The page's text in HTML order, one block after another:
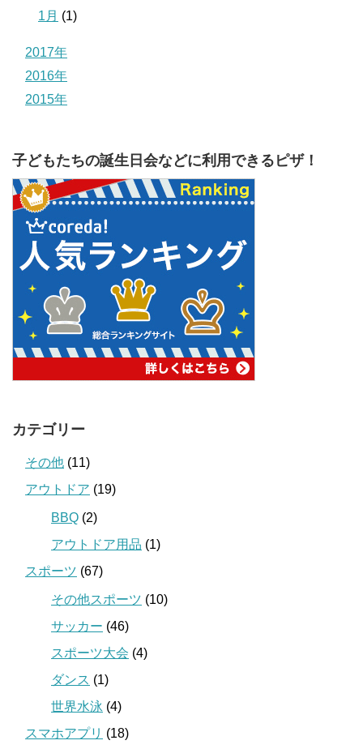
1月 (1)
2017年
2016年
2015年
子どもたちの誕生日会などに利用できるピザ！
カテゴリー
その他 (11)
アウトドア (19)
BBQ (2)
アウトドア用品 (1)
スポーツ (67)
その他スポーツ (10)
サッカー (46)
スポーツ大会 (4)
ダンス (1)
世界水泳 (4)
スマホアプリ (18)